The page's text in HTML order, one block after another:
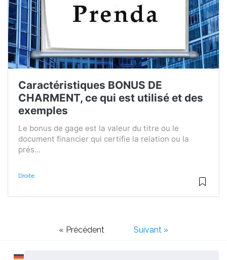
Caractéristiques BONUS DE
CHARMENT, ce qui est utilisé et des
exemples
Le bonus de gage est la valeur du titre ou le
document financier qui certifie la relation ou la
prés...
Droite
« Précédent Suivant »